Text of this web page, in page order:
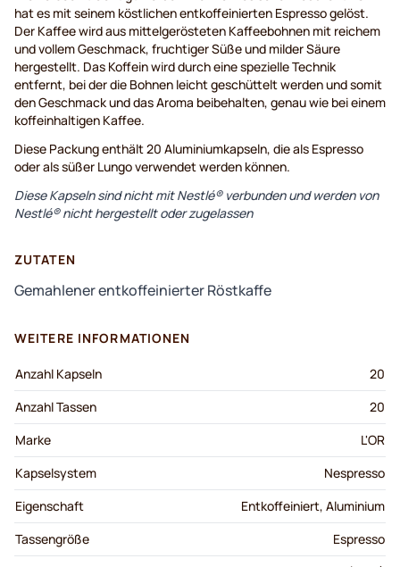
hat es mit seinem köstlichen entkoffeinierten Espresso gelöst.
Der Kaffee wird aus mittelgerösteten Kaffeebohnen mit reichem
und vollem Geschmack, fruchtiger Süße und milder Säure
hergestellt. Das Koffein wird durch eine spezielle Technik
entfernt, bei der die Bohnen leicht geschüttelt werden und somit
den Geschmack und das Aroma beibehalten, genau wie bei einem
koffeinhaltigen Kaffee.
Diese Packung enthält 20 Aluminiumkapseln, die als Espresso
oder als süßer Lungo verwendet werden können.
Diese Kapseln sind nicht mit Nestlé® verbunden und werden von
Nestlé® nicht hergestellt oder zugelassen
ZUTATEN
Gemahlener entkoffeinierter Röstkaffe
WEITERE INFORMATIONEN
Anzahl Kapseln
20
Anzahl Tassen
20
Marke
L'OR
Kapselsystem
Nespresso
Eigenschaft
Entkoffeiniert, Aluminium
Tassengröße
Espresso